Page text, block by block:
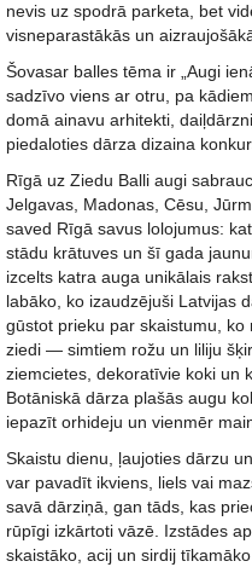
nevis uz spodrā parketa, bet
visneparastākās un
Šovasar balles tēma ir „Augi
sadzīvo viens ar otru, pa
domā ainavu arhitekti,
piedaloties dārza dizaina
Rīgā uz Ziedu Balli augi
Jelgavas, Madonas, Cēsu,
saved Rīgā savus lolojumus:
stādu krātuves un šī gada
izcelts katra auga unikālais
labāko, ko izaudzējuši Latvijas
gūstot prieku par skaistumu,
ziedi — simtiem rožu un liliju
ziemcietes, dekoratīvie koki un
Botāniskā dārza plašās augu
iepazīt orhideju un vienmēr
Skaistu dienu, ļaujoties dārzu
var pavadīt ikviens, liels vai
savā dārziņā, gan tāds, kas
rūpīgi izkārtoti vāzē. Izstādes
skaistāko, acij un sirdij